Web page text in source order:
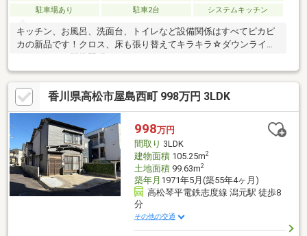
駐車場あり
駐車2台 システムキッチン
キッチン、お風呂、洗面台、トイレなど設備関係はすべてピカピ
カの新品です！クロス、床も張り替えてキラキラ☆ダウンライト
でスッキリ、間接照明でオシャレになりました。
香川県高松市屋島西町 998万円 3LDK
998万円
間取り 3LDK
建物面積105.25m2
土地面積99.63m2
築年月 1971年5月(築55年4ヶ月)
高松琴平電鉄志度線 潟元駅 徒歩8
分
その他の交通